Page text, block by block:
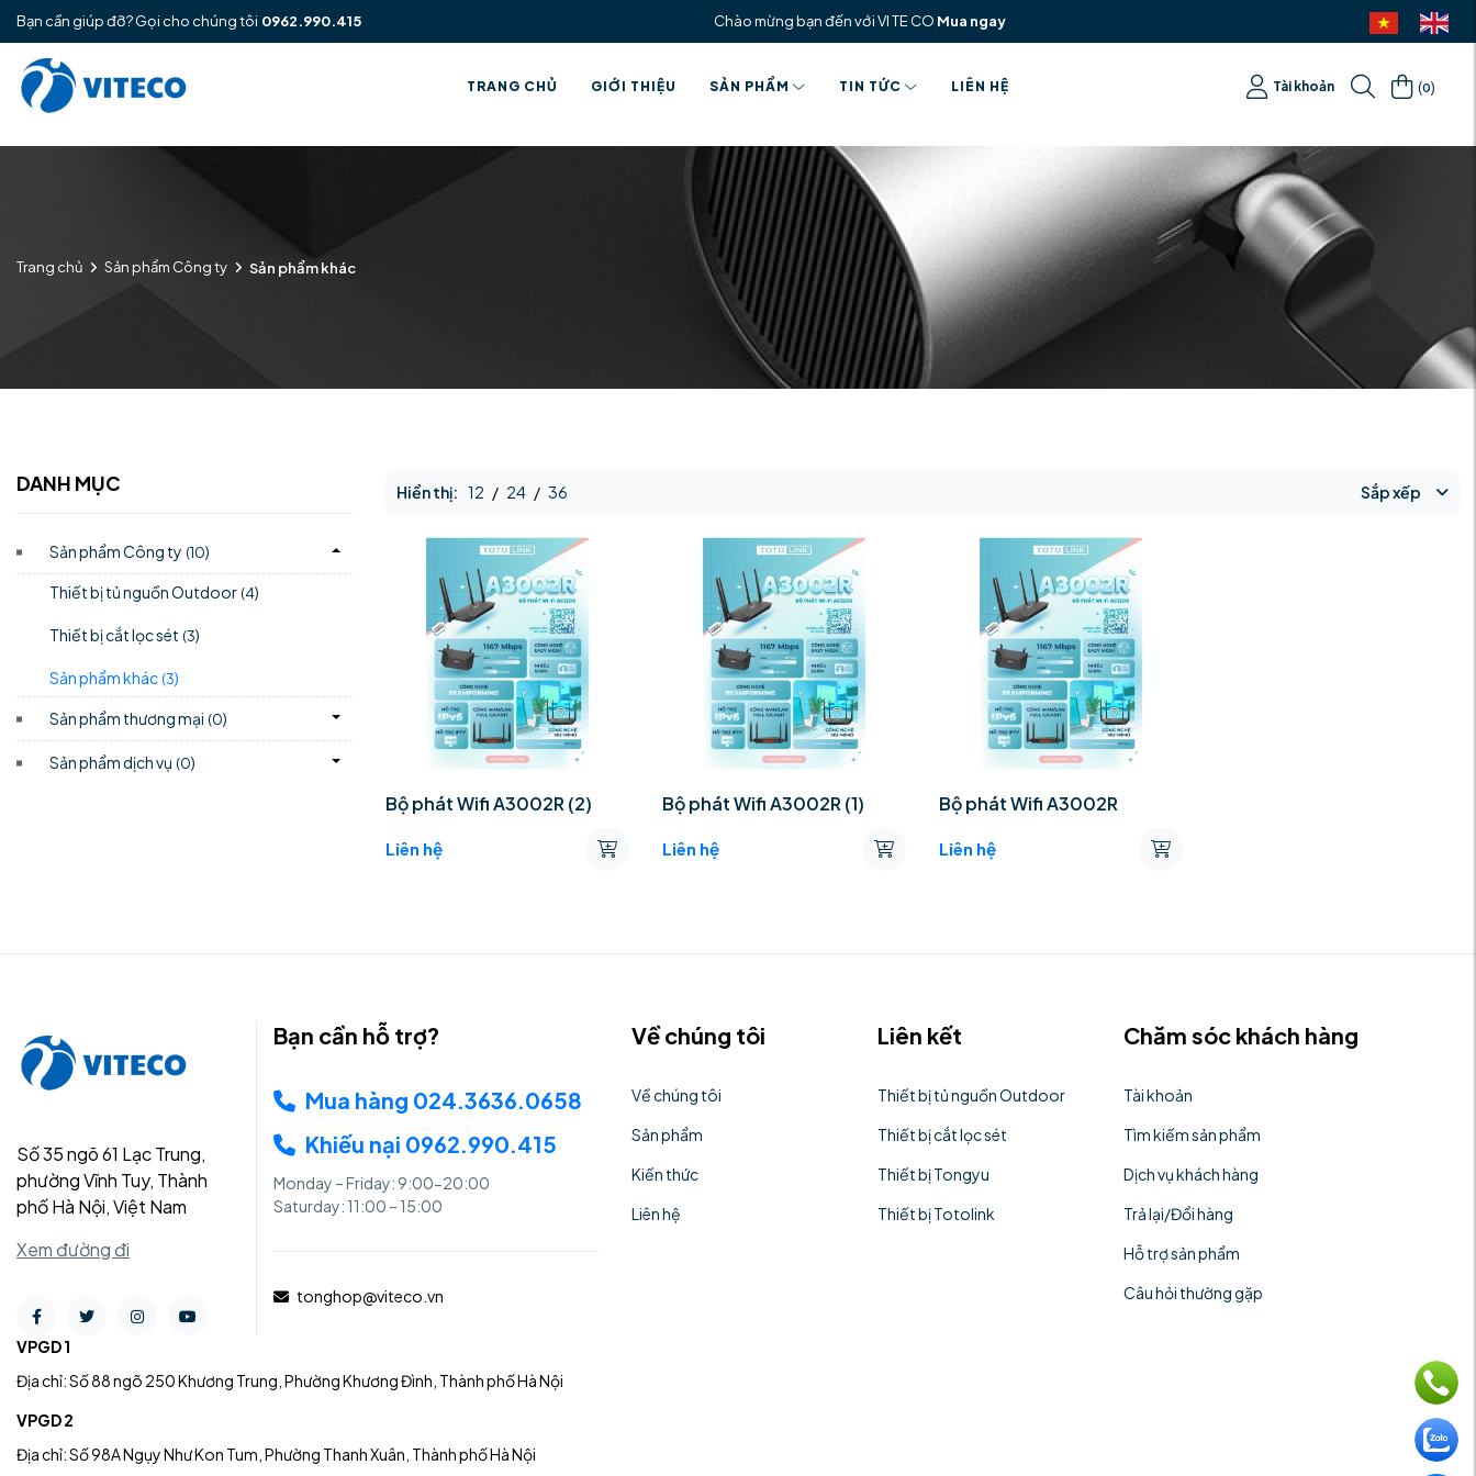
Bạn cần giúp đỡ? Gọi cho chúng tôi 0962.990.415 Chào mừng bạn đến với VI TE CO Mua ngay
TRANG CHỦ GIỚI THIỆU SẢN PHẨM TIN TỨC LIÊN HỆ Tài khoản (0)
Trang chủ Sản phẩm Công ty Sản phẩm khác
DANH MỤC
Sản phẩm Công ty (10)
Thiết bị tủ nguồn Outdoor (4)
Thiết bị cắt lọc sét (3)
Sản phẩm khác (3)
Sản phẩm thương mại (0)
Sản phẩm dịch vụ (0)
Hiển thị: 12 / 24 / 36 Sắp xếp
Bộ phát Wifi A3002R (2)
Liên hệ
Bộ phát Wifi A3002R (1)
Liên hệ
Bộ phát Wifi A3002R
Liên hệ
Số 35 ngõ 61 Lạc Trung,
phường Vĩnh Tuy, Thành
phố Hà Nội, Việt Nam
Xem đường đi
Bạn cần hỗ trợ?
Mua hàng 024.3636.0658
Khiếu nại 0962.990.415
Monday – Friday: 9:00-20:00
Saturday: 11:00 – 15:00
tonghop@viteco.vn
VPGD 1
Địa chỉ: Số 88 ngõ 250 Khương Trung, Phường Khương Đình, Thành phố Hà Nội
VPGD 2
Địa chỉ: Số 98A Ngụy Như Kon Tum, Phường Thanh Xuân, Thành phố Hà Nội
Về chúng tôi
Về chúng tôi
Sản phẩm
Kiến thức
Liên hệ
Liên kết
Thiết bị tủ nguồn Outdoor
Thiết bị cắt lọc sét
Thiết bị Tongyu
Thiết bị Totolink
Chăm sóc khách hàng
Tài khoản
Tìm kiếm sản phẩm
Dịch vụ khách hàng
Trả lại/Đổi hàng
Hỗ trợ sản phẩm
Câu hỏi thường gặp